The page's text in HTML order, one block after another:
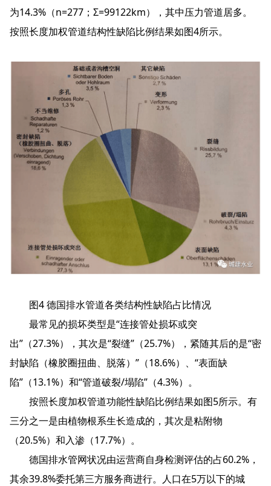
为14.3%（n=277；Σ=99122km），其中压力管道居多。
按照长度加权管道结构性缺陷比例结果如图4所示。
图4 德国排水管道各类结构性缺陷占比情况
最常见的损坏类型是“连接管处损坏或突
出”（27.3%），其次是“裂缝”（25.7%），紧随其后的是“密
封缺陷（橡胶圈扭曲、脱落）”（18.6%）、“表面缺
陷”（13.1%）和“管道破裂/塌陷”（4.3%）。
按照长度加权管道功能性缺陷比例结果如图5所示。有
三分之一是由植物根系生长造成的，其次是粘附物
（20.5%）和入渗（17.7%）。
德国排水管网状况由运营商自身检测评估的占60.2%，
其余39.8%委托第三方服务商进行。人口在5万以下的城